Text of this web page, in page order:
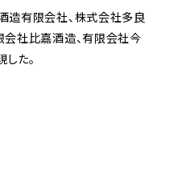
造有限会社、株式会社多良
会社比嘉酒造、有限会社今
た。